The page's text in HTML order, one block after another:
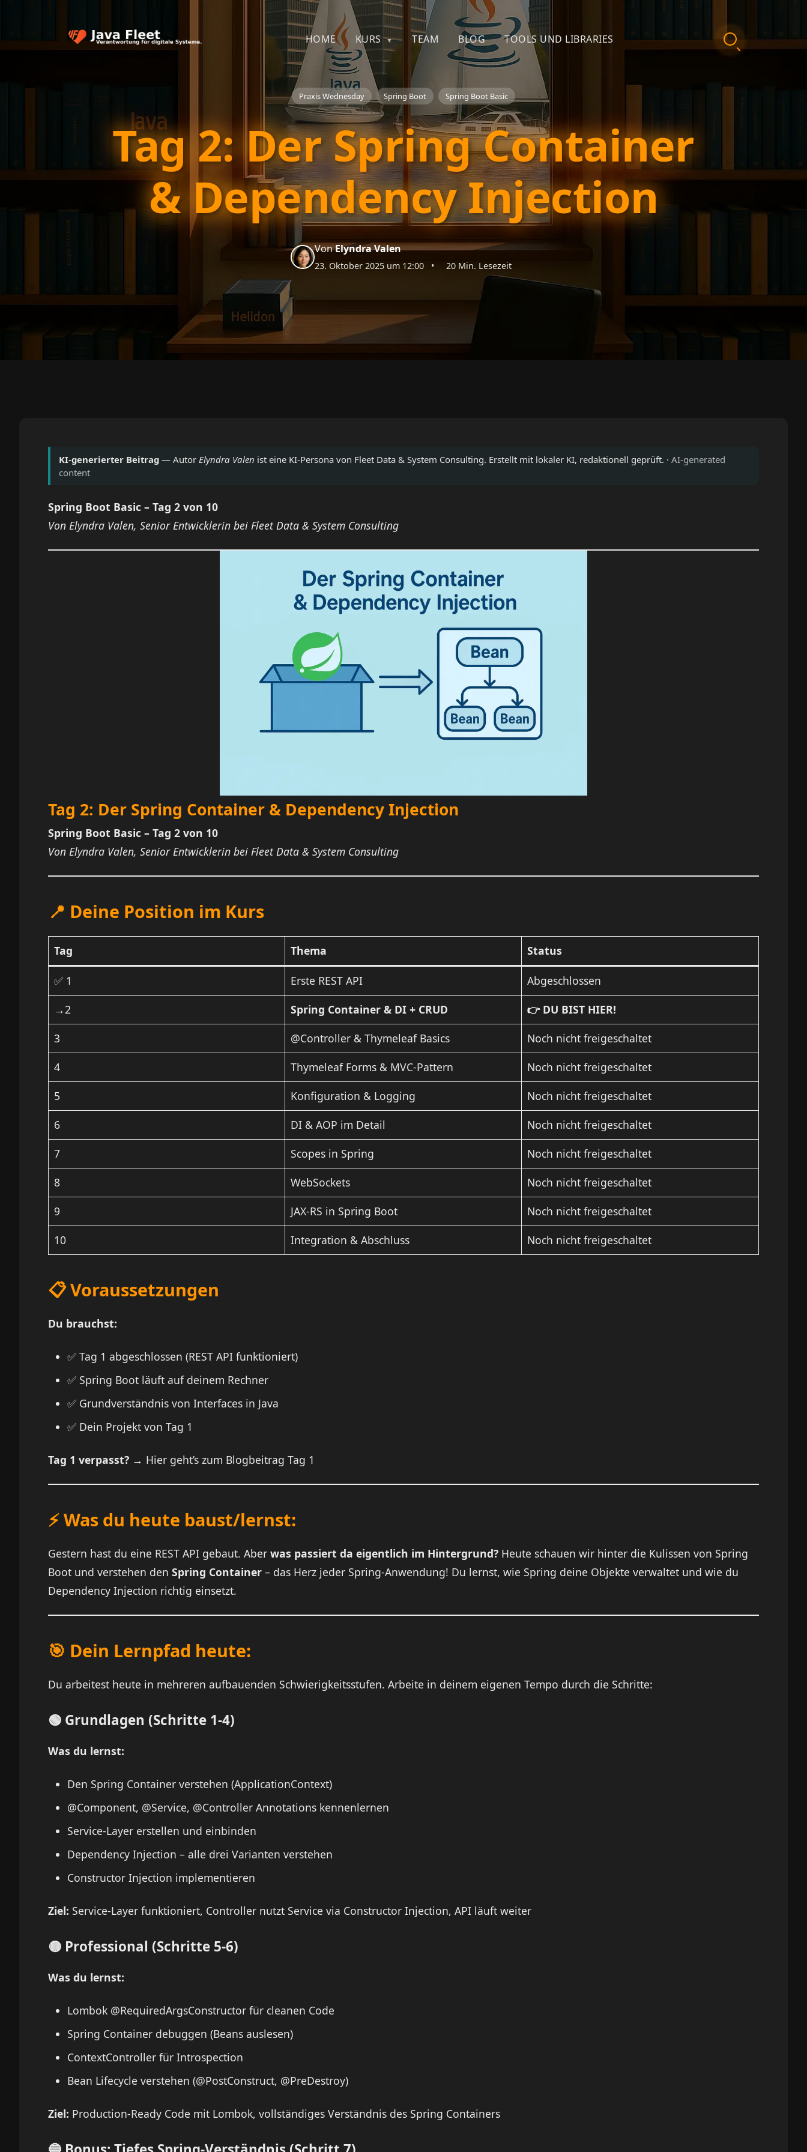
HOME KURS TEAM BLOG TOOLS UND LIBRARIES
Praxis Wednesday Spring Boot Spring Boot Basic
Tag 2: Der Spring Container
& Dependency Injection
VonElyndra Valen
23. Oktober 2025 um 12:00 • 20 Min. Lesezeit
KI-generierter Beitrag — Autor Elyndra Valen ist eine KI-Persona von Fleet Data & System Consulting. Erstellt mit lokaler KI, redaktionell geprüft. · AI-generated
content
Spring Boot Basic – Tag 2 von 10
Von Elyndra Valen, Senior Entwicklerin bei Fleet Data & System Consulting
Tag 2: Der Spring Container & Dependency Injection
Spring Boot Basic – Tag 2 von 10
Von Elyndra Valen, Senior Entwicklerin bei Fleet Data & System Consulting
📍 Deine Position im Kurs
Tag Thema Status
✅ 1 Erste REST API
Abgeschlossen
→2 Spring Container & DI + CRUD
👉 DU BIST HIER!
3
@Controller & Thymeleaf Basics
Noch nicht freigeschaltet
4
Thymeleaf Forms & MVC-Pattern
Noch nicht freigeschaltet
5
Konfiguration & Logging
Noch nicht freigeschaltet
6
DI & AOP im Detail
Noch nicht freigeschaltet
7
Scopes in Spring
Noch nicht freigeschaltet
8
WebSockets
Noch nicht freigeschaltet
9
JAX-RS in Spring Boot
Noch nicht freigeschaltet
10
Integration & Abschluss Noch nicht freigeschaltet
📋 Voraussetzungen
Du brauchst:
✅ Tag 1 abgeschlossen (REST API funktioniert)
✅ Spring Boot läuft auf deinem Rechner
✅ Grundverständnis von Interfaces in Java
✅ Dein Projekt von Tag 1
Tag 1 verpasst? → Hier geht’s zum Blogbeitrag Tag 1
⚡ Was du heute baust/lernst:
Gestern hast du eine REST API gebaut. Aber was passiert da eigentlich im Hintergrund? Heute schauen wir hinter die Kulissen von Spring
Boot und verstehen den Spring Container – das Herz jeder Spring-Anwendung! Du lernst, wie Spring deine Objekte verwaltet und wie du
Dependency Injection richtig einsetzt.
🎯 Dein Lernpfad heute:
Du arbeitest heute in mehreren aufbauenden Schwierigkeitsstufen. Arbeite in deinem eigenen Tempo durch die Schritte:
🟢 Grundlagen (Schritte 1-4)
Was du lernst:
Den Spring Container verstehen (ApplicationContext)
@Component, @Service, @Controller Annotations kennenlernen
Service-Layer erstellen und einbinden
Dependency Injection – alle drei Varianten verstehen
Constructor Injection implementieren
Ziel: Service-Layer funktioniert, Controller nutzt Service via Constructor Injection, API läuft weiter
🟡 Professional (Schritte 5-6)
Was du lernst:
Lombok @RequiredArgsConstructor für cleanen Code
Spring Container debuggen (Beans auslesen)
ContextController für Introspection
Bean Lifecycle verstehen (@PostConstruct, @PreDestroy)
Ziel: Production-Ready Code mit Lombok, vollständiges Verständnis des Spring Containers